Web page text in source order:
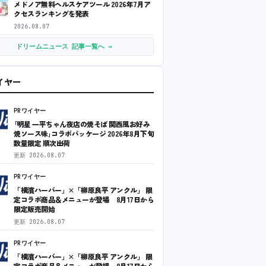
メドノア無料ヘルスケアツール 2026年7月ア
クセスランキングを発表
2026.08.07
ドリームニュース 記事一覧へ →
ヤー
PRワイヤー
｢明星 一平ちゃん夜店の焼そば 関西風お好み
焼ソース味｣コラボパッケージ 2026年8月下旬
数量限定 順次出荷
更新 2026.08.07
PRワイヤー
「横濱ハーバー」×「柳原良平 アンクル」 限
定コラボ商品＆メニューが登場 8月17日から
限定販売開始
更新 2026.08.07
PRワイヤー
「横濱ハーバー」×「柳原良平 アンクル」 限